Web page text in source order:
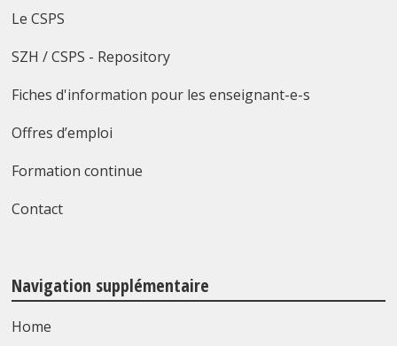
Le CSPS
SZH / CSPS - Repository
Fiches d'information pour les enseignant-e-s
Offres d’emploi
Formation continue
Contact
Navigation supplémentaire
Home